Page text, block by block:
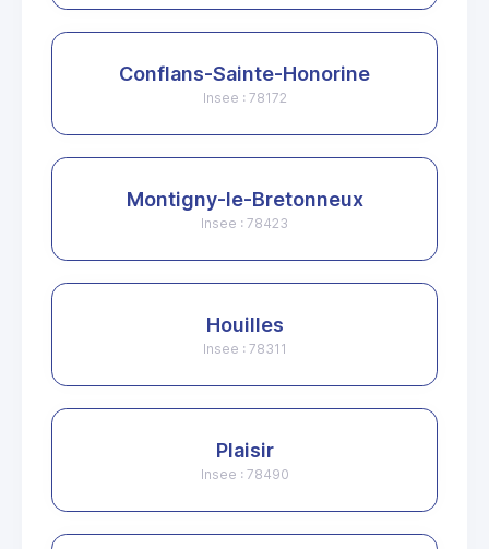
Conflans-Sainte-Honorine
Insee : 78172
Montigny-le-Bretonneux
Insee : 78423
Houilles
Insee : 78311
Plaisir
Insee : 78490